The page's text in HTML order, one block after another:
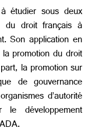
étudier sous deux
du droit français à
Son application en
promotion du droit
la promotion sur
de gouvernance
d’autorité
développement